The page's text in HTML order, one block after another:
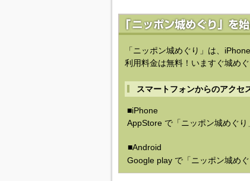
「ニッポン城めぐり」は、
利用料金は無料！いますぐ城め
スマートフォンからのアクセ
■iPhone
AppStore で「ニッポン城めぐり
■Android
Google play で「ニッポン城めぐ